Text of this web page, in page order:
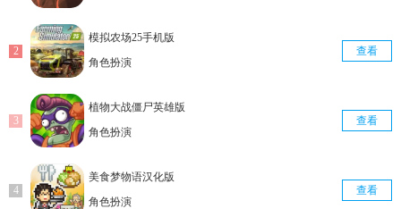
模拟农场25手机版
角色扮演
查看
植物大战僵尸英雄版
角色扮演
查看
美食梦物语汉化版
角色扮演
查看